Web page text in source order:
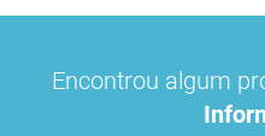
Encontrou algum